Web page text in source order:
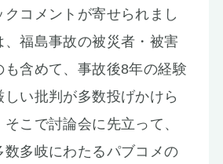
クコメントが寄せられまし
、福島事故の被災者・被害
も含めて、事故後8年の経験
しい批判が多数投げかけら
こで討論会に先立って、
数多岐にわたるパブコメの